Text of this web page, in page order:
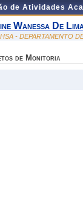
de Atividades
Wanessa De
- DEPARTAMENTO
de Monitoria